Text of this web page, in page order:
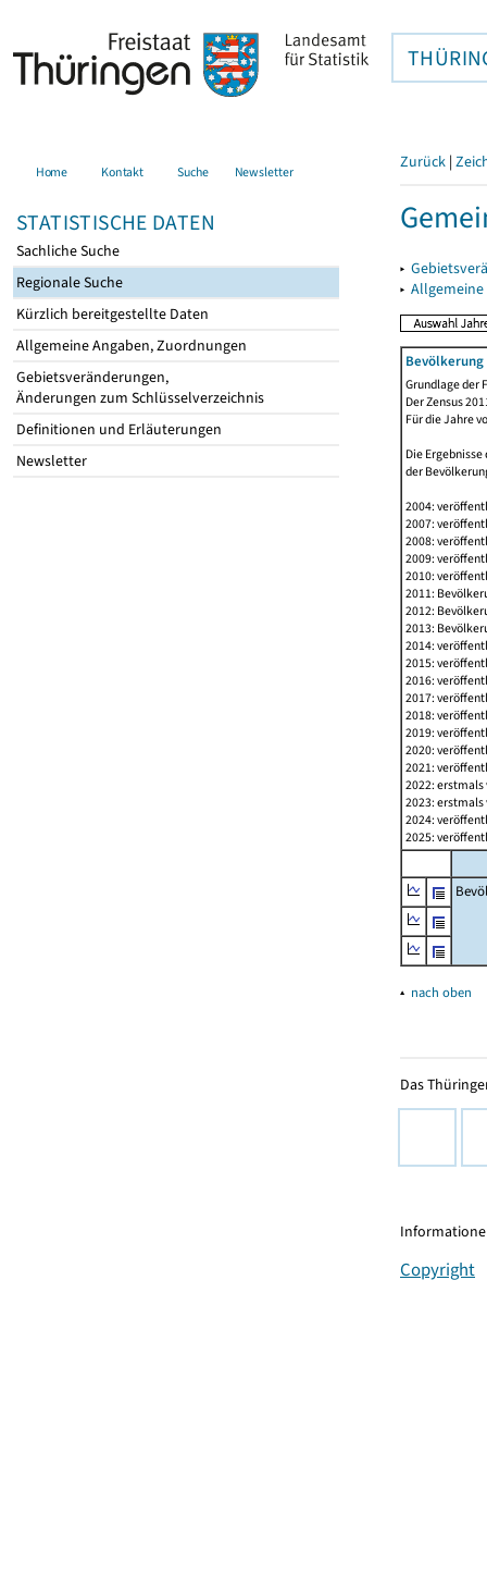
Home Kontakt Suche Newsletter
STATISTISCHE DATEN
Sachliche Suche
Regionale Suche
Kürzlich bereitgestellte Daten
Allgemeine Angaben, Zuordnungen
Gebietsveränderungen,
Änderungen zum Schlüsselverzeichnis
Definitionen und Erläuterungen
Newsletter
Zurück |
▸
▸
Grundlage der
Der Zensus
Für die Jahre
Die
der
2004:
2007:
2008:
2009:
2010:
2011:
2012:
2013:
2014:
2015:
2016:
2017:
2018:
2019:
2020:
2021:
2022:
2023:
2024:
2025:
▴ nach oben
Das
Copyright